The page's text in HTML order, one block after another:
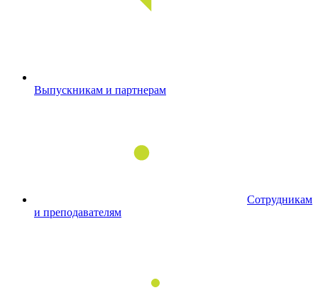
Выпускникам и партнерам
Сотрудникам
и преподавателям